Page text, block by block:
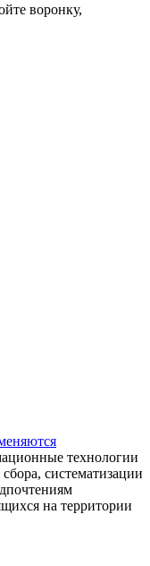
воронку,
технологии
систематизации
на территории